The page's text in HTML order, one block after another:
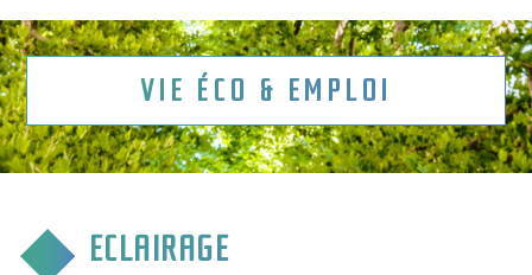
MAIRIE & SERVICES
SANTÉ & SOCIAL
VIE ÉCO & EMPLOI
CULTURE & COMMUNICATION
VIE ASSOCIATIVE
VIE ÉCO & EMPLOI
ECLAIRAGE